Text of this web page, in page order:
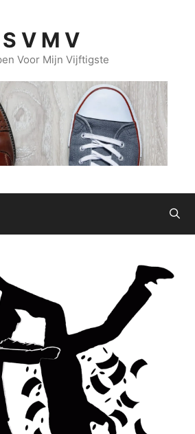
S V M V
Voor Mijn Vijftigste